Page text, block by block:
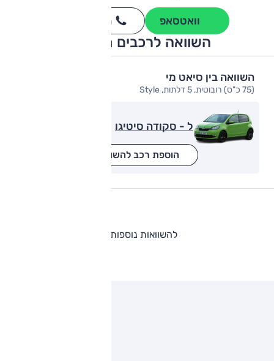
וואטסאפ חייגו
השוואה לרכבים מתחרים
השוואה בין סיאט מי
(75 כ"ס) רובוטית, 5 דלתות, Style
ל - סקודה סיטיגו
הוספת רכב להשוואה
להשוואות נוספות